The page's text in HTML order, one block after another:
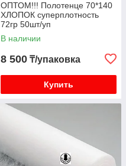
ОПТОМ!!! Полотенце 70*140
ХЛОПОК суперплотность
72гр 50шт/уп
В наличии
8 500 ₸/упаковка
Купить